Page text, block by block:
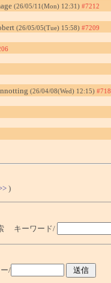
(26/05/11(Mon) 12:31) #7212
(26/05/05(Tue) 15:58) #7209
(26/04/08(Wed) 12:15)
)
キーワード/
/